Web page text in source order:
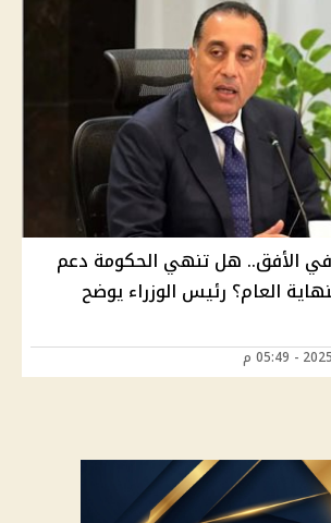
في الأفق.. هل تنهي الحكومة دعم
العام؟ رئيس الوزراء يوضح